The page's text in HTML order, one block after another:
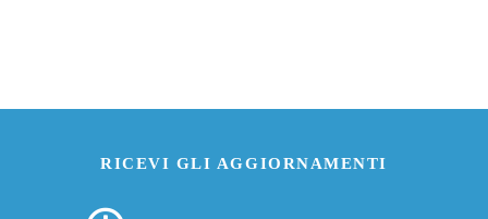
RICEVI GLI AGGIORNAMENTI